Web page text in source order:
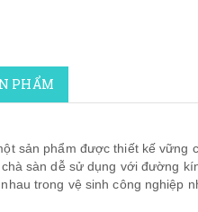
PHẨM
sản phẩm được thiết kế
sàn dễ sử dụng với đường
trong vệ sinh công nghiệp